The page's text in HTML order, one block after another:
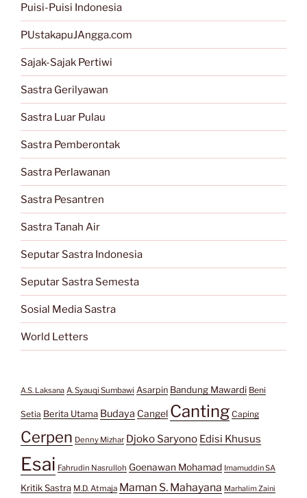
Puisi-Puisi Indonesia
PUstakapuJAngga.com
Sajak-Sajak Pertiwi
Sastra Gerilyawan
Sastra Luar Pulau
Sastra Pemberontak
Sastra Perlawanan
Sastra Pesantren
Sastra Tanah Air
Seputar Sastra Indonesia
Seputar Sastra Semesta
Sosial Media Sastra
World Letters
A.S. Laksana A. Syauqi Sumbawi Asarpin Bandung Mawardi Beni
Setia Berita Utama Budaya Cangel Canting Caping
Cerpen Denny Mizhar Djoko Saryono Edisi Khusus
Esai Fahrudin Nasrulloh Goenawan Mohamad Imamuddin SA
Kritik Sastra M.D. Atmaja Maman S. Mahayana Marhalim Zaini